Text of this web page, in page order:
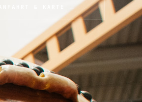
ANFAHRT & KARTE →